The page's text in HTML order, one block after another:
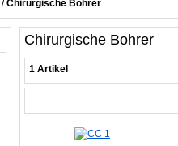
/Chirurgische Bohrer
Chirurgische Bohrer
1 Artikel